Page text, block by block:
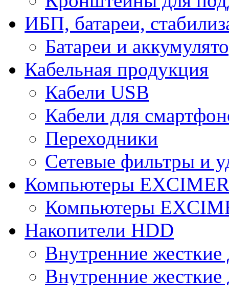
ИБП, батареи,
Батареи и
Кабельная продукция
Кабели USB
Кабели для
Переходники
Сетевые фильтры и
Компьютеры
Компьютеры
Накопители HDD
Внутренние
Внутренние